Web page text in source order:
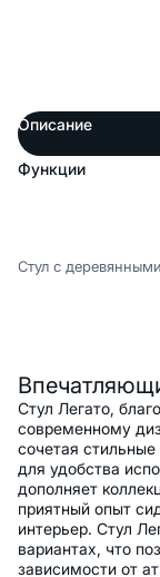
Описание
Функции
Стул с
Стул Легато,
современному
сочетая
для удобства
дополняет
приятный опыт
интерьер. Стул
вариантах, что
зависимости от